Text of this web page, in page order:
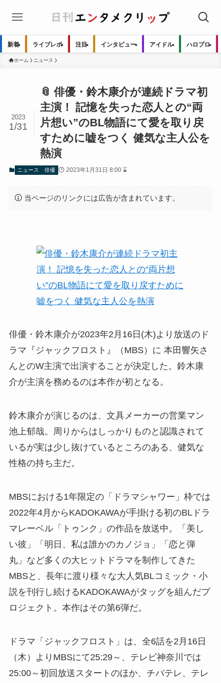
新着 ライブレポ 注目 インタビュー アイドル ハロプロ
ホーム ニュース
📎 俳優・鈴木康介が連続ドラマ初
主演！ 記憶を失った恋人との“両
片想い”のBL物語にて愛を取り戻
すために嘘をつく 健気な主人公を
熱演
2023
1/31
ニュース 俳優 2023年1月31日 8:00 ⌛
当ページのリンクには広告が含まれています。
俳優・鈴木康介が2023年2月16日(木)より放送のド
ラマ『ジャックフロスト』（MBS）に 本田響矢さ
んとのW主演で出演することが決定した。鈴木康
介が主演を務めるのは本作が初となる。
鈴木康介が演じるのは、文具メーカーの営業マン
池上郁哉。周りからはしっかりものと認識されて
いるが実は少し抜けているところのある、健気な
性格の持ち主だ。
MBSにおける1年限定の「ドラマシャワー」枠では
2022年4月からKADOKAWAが手掛ける初のBLドラ
マレーベル「トゥンク」の作品を放送中。「美し
い彼」「明日、私は誰かのカノジョ」「恋と弾
丸」など多くの大ヒットドラマを制作してきた
MBSと、長年に渡り様々な大人気BLコミック・小
説を刊行し続けるKADOKAWAがタッグを組んだプ
ロジェクト。本作はその第6弾だ。
ドラマ「ジャックフロスト」は、全6話を2月16日
（木）よりMBSにて25:29～、テレビ神奈川では
25:00～初回放送スタートのほか、チバテレ、テレ